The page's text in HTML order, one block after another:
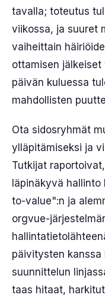
tavalla; toteutus
viikossa, ja suuret
vaiheittain
ottamisen
päivän kuluessa
mahdollisten
Ota sidosryhmät
ylläpitämiseksi ja
Tutkijat
läpinäkyvä
to-value":n ja
orgvue-
päivitysten kanssa
suunnittelun
taas hitaat,